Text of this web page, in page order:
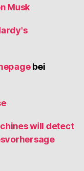
Musk
bei
will detect